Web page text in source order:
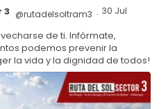
3 @rutadelsoltram3 · 30 Jul
de ti. Infórmate,
podemos prevenir la
la vida y la dignidad de todos!